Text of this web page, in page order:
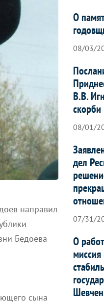
направил
Бедоева
сына
О
08/03/
В.В.
скорби
08/01/
дел
07/31/
О